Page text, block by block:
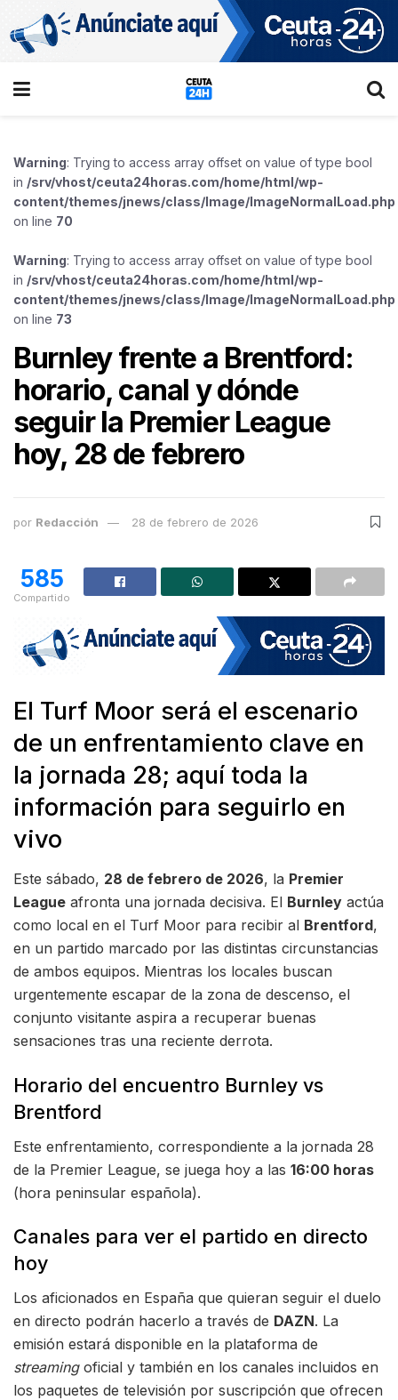
Warning: Trying to access array offset on value of type bool
in /srv/vhost/ceuta24horas.com/home/html/wp-
content/themes/jnews/class/Image/ImageNormalLoad.php
on line 70
Warning: Trying to access array offset on value of type bool
in /srv/vhost/ceuta24horas.com/home/html/wp-
content/themes/jnews/class/Image/ImageNormalLoad.php
on line 73
Burnley frente a Brentford:
horario, canal y dónde
seguir la Premier League
hoy, 28 de febrero
por Redacción 28 de febrero de 2026
585
Compartido
El Turf Moor será el escenario
de un enfrentamiento clave en
la jornada 28; aquí toda la
información para seguirlo en
vivo
Este sábado, 28 de febrero de 2026, la Premier
League afronta una jornada decisiva. El Burnley actúa
como local en el Turf Moor para recibir al Brentford,
en un partido marcado por las distintas circunstancias
de ambos equipos. Mientras los locales buscan
urgentemente escapar de la zona de descenso, el
conjunto visitante aspira a recuperar buenas
sensaciones tras una reciente derrota.
Horario del encuentro Burnley vs
Brentford
Este enfrentamiento, correspondiente a la jornada 28
de la Premier League, se juega hoy a las 16:00 horas
(hora peninsular española).
Canales para ver el partido en directo
hoy
Los aficionados en España que quieran seguir el duelo
en directo podrán hacerlo a través de DAZN. La
emisión estará disponible en la plataforma de
streamingoficial y también en los canales incluidos en
los paquetes de televisión por suscripción que ofrecen